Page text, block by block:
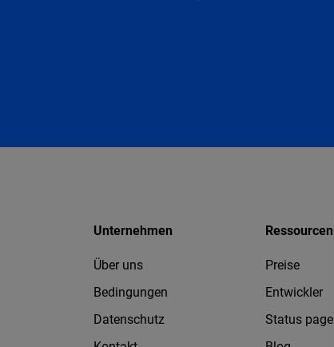
Unternehmen
Über uns
Bedingungen
Datenschutz
Ressourcen
Preise
Entwickler
Status page